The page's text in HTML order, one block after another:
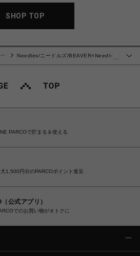
SHOP TOP
Needles/ニードルズ/BEAVER×Needles
PARCOで貯まる＆使える
1,500円分のPARCOポイント進呈
公式アプリ）
でのお買い物がオトクに